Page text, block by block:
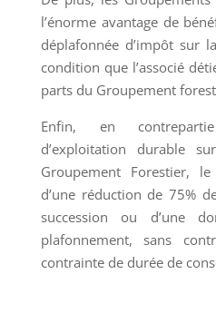
l’énorme avantage de
déplafonnée d’impôt sur
condition que l’associé
parts du Groupement
Enfin, en
d’exploitation durable
Groupement Forestier,
d’une réduction de 75%
succession ou d’une
plafonnement, sans
contrainte de durée de